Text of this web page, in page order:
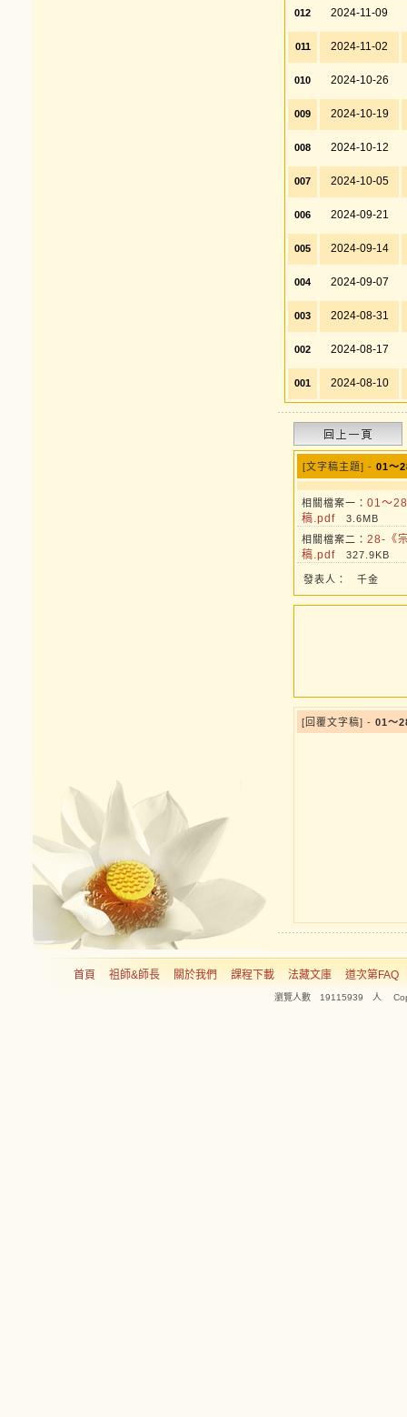
012 2024-11-09
011 2024-11-02
010 2024-10-26
009 2024-10-19
008 2024-10-12
007 2024-10-05
006 2024-09-21
005 2024-09-14
004 2024-09-07
003 2024-08-31
002 2024-08-17
001 2024-08-10
[文字稿主題] - 01～
相關檔案一： 01～
稿.pdf 3.6MB
相關檔案二： 28-《
稿.pdf 327.9KB
發表人： 千金
[回覆文字稿] - 01～
首頁 祖師&師長 關於我們 課程下載 法藏文庫 道次第FAQ
瀏覽人數 19115939 人